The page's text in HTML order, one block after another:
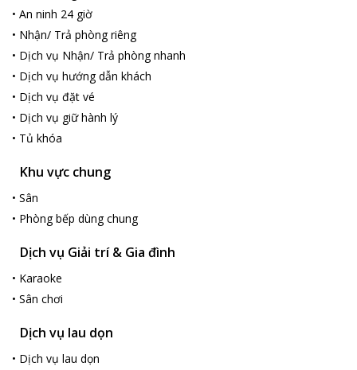
• An ninh 24 giờ
• Nhận/ Trả phòng riêng
• Dịch vụ Nhận/ Trả phòng nhanh
• Dịch vụ hướng dẫn khách
• Dịch vụ đặt vé
• Dịch vụ giữ hành lý
• Tủ khóa
Khu vực chung
• Sân
• Phòng bếp dùng chung
Dịch vụ Giải trí & Gia đình
• Karaoke
• Sân chơi
Dịch vụ lau dọn
• Dịch vụ lau dọn